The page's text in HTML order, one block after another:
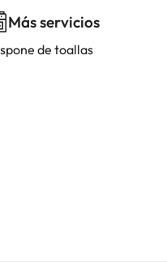
Más servicios
de toallas